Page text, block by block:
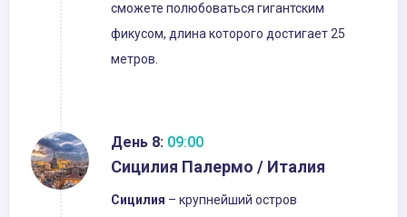
сможете полюбоваться гигантским
фикусом, длина которого достигает 25
метров.
День 8: 09:00
Сицилия Палермо / Италия
Сицилия – крупнейший остров